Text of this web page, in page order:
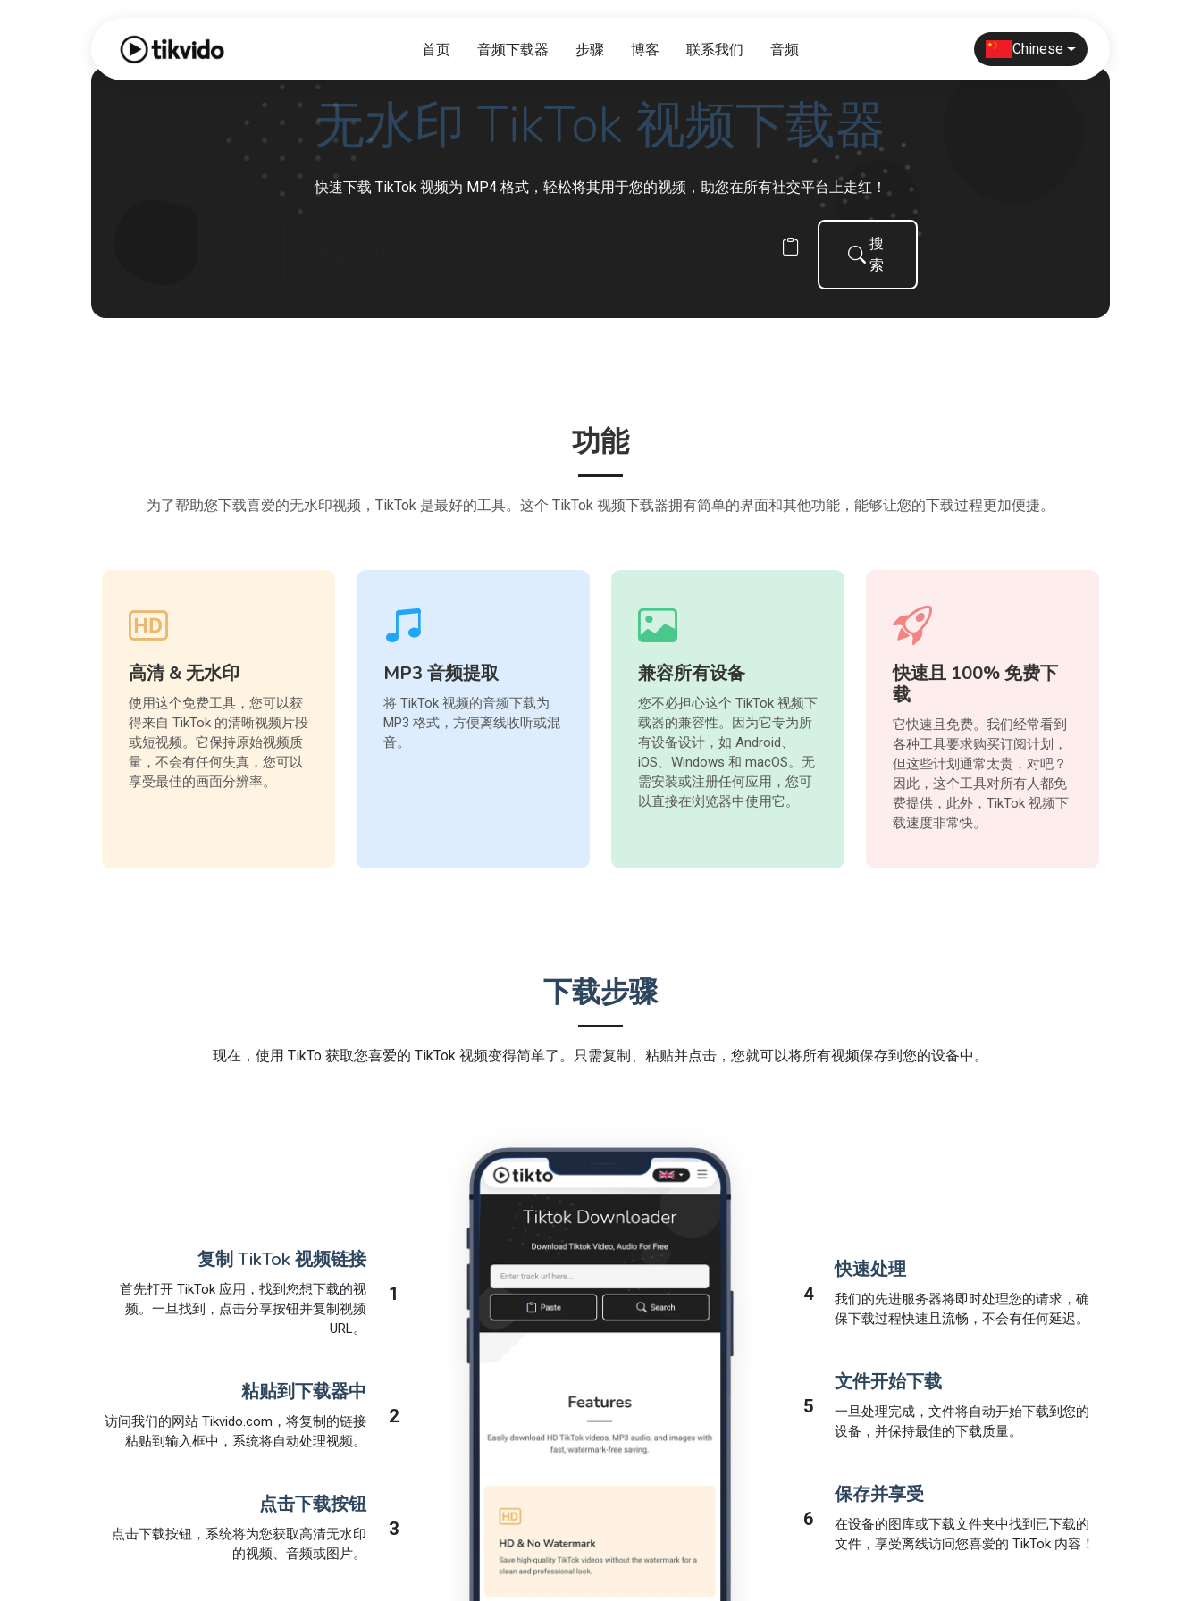
首页 音频下载器 步骤 博客 联系我们 音频 Chinese
无水印 TikTok 视频下载器
快速下载 TikTok 视频为 MP4 格式，轻松将其用于您的视频，助您在所有社交平台上走红！
搜
索
功能
为了帮助您下载喜爱的无水印视频，TikTok 是最好的工具。这个 TikTok 视频下载器拥有简单的界面和其他功能，能够让您的下载过程更加便捷。
高清 & 无水印
使用这个免费工具，您可以获
得来自 TikTok 的清晰视频片段
或短视频。它保持原始视频质
量，不会有任何失真，您可以
享受最佳的画面分辨率。
MP3 音频提取
将 TikTok 视频的音频下载为
MP3 格式，方便离线收听或混
音。
兼容所有设备
您不必担心这个 TikTok 视频下
载器的兼容性。因为它专为所
有设备设计，如 Android、
iOS、Windows 和 macOS。无
需安装或注册任何应用，您可
以直接在浏览器中使用它。
快速且 100% 免费下
载
它快速且免费。我们经常看到
各种工具要求购买订阅计划，
但这些计划通常太贵，对吧？
因此，这个工具对所有人都免
费提供，此外，TikTok 视频下
载速度非常快。
下载步骤
现在，使用 TikTo 获取您喜爱的 TikTok 视频变得简单了。只需复制、粘贴并点击，您就可以将所有视频保存到您的设备中。
复制 TikTok 视频链接
首先打开 TikTok 应用，找到您想下载的视
频。一旦找到，点击分享按钮并复制视频
URL。
1
粘贴到下载器中
访问我们的网站 Tikvido.com，将复制的链接
粘贴到输入框中，系统将自动处理视频。
2
点击下载按钮
点击下载按钮，系统将为您获取高清无水印
的视频、音频或图片。
3
4
快速处理
我们的先进服务器将即时处理您的请求，确
保下载过程快速且流畅，不会有任何延迟。
5
文件开始下载
一旦处理完成，文件将自动开始下载到您的
设备，并保持最佳的下载质量。
6
保存并享受
在设备的图库或下载文件夹中找到已下载的
文件，享受离线访问您喜爱的 TikTok 内容！